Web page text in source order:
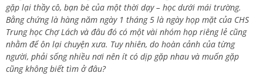
gặp lại thầy cô, bạn bè của một thời dạy – học dưới mái trường.
Bằng chứng là hàng năm ngày 1 tháng 5 là ngày họp mặt của CHS
Trung học Chợ Lách và đâu đó có một vài nhóm họp riêng lẻ cũng
nhằm để ôn lại chuyện xưa. Tuy nhiên, do hoàn cảnh của từng
người, phải sống nhiều nơi nên ít có dịp gặp nhau và muốn gặp
cũng không biết tìm ở đâu?